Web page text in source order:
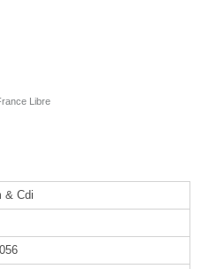
Libre
& Cdi